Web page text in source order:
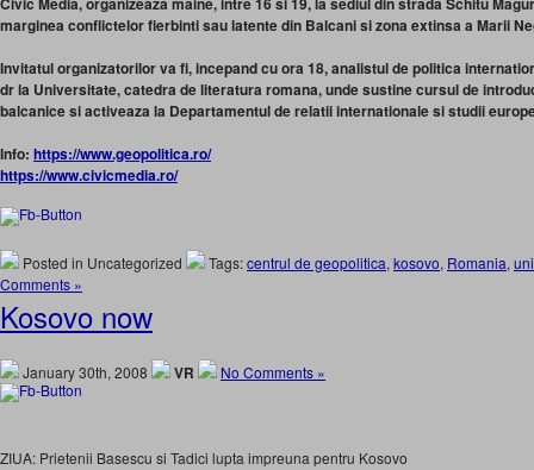
marginea conflictelor fierbinti sau latente din Balcani si zona extinsa a Marii
Invitatul organizatorilor va fi, incepand cu ora 18, analistul de politica
dr la Universitate, catedra de literatura romana, unde sustine cursul de
balcanice si activeaza la Departamentul de relatii internationale si studii
Info: https://www.geopolitica.ro/
https://www.civicmedia.ro/
Posted in Uncategorized Tags:centrul de geopolitica, kosovo, Romania,
Comments »
Kosovo now
January 30th, 2008 VR No Comments »
ZIUA: Prietenii Basescu si Tadici lupta impreuna pentru Kosovo